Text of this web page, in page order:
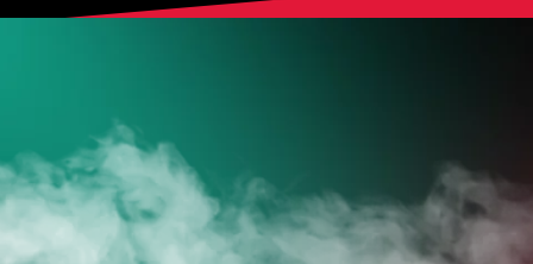
DEINE VAPES
JETZT ZUM ONLINESHOP